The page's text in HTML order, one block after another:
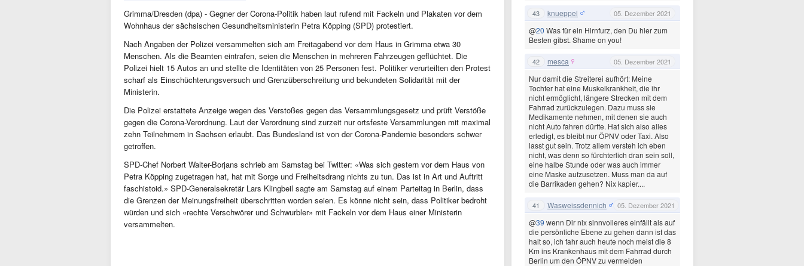
Grimma/Dresden (dpa) - Gegner der Corona-Politik haben laut rufend mit Fackeln und Plakaten vor dem
Wohnhaus der sächsischen Gesundheitsministerin Petra Köpping (SPD) protestiert.
Nach Angaben der Polizei versammelten sich am Freitagabend vor dem Haus in Grimma etwa 30
Menschen. Als die Beamten eintrafen, seien die Menschen in mehreren Fahrzeugen geflüchtet. Die
Polizei hielt 15 Autos an und stellte die Identitäten von 25 Personen fest. Politiker verurteilten den Protest
scharf als Einschüchterungsversuch und Grenzüberschreitung und bekundeten Solidarität mit der
Ministerin.
Die Polizei erstattete Anzeige wegen des Verstoßes gegen das Versammlungsgesetz und prüft Verstöße
gegen die Corona-Verordnung. Laut der Verordnung sind zurzeit nur ortsfeste Versammlungen mit maximal
zehn Teilnehmern in Sachsen erlaubt. Das Bundesland ist von der Corona-Pandemie besonders schwer
getroffen.
SPD-Chef Norbert Walter-Borjans schrieb am Samstag bei Twitter: «Was sich gestern vor dem Haus von
Petra Köpping zugetragen hat, hat mit Sorge und Freiheitsdrang nichts zu tun. Das ist in Art und Auftritt
faschistoid.» SPD-Generalsekretär Lars Klingbeil sagte am Samstag auf einem Parteitag in Berlin, dass
die Grenzen der Meinungsfreiheit überschritten worden seien. Es könne nicht sein, dass Politiker bedroht
würden und sich «rechte Verschwörer und Schwurbler» mit Fackeln vor dem Haus einer Ministerin
versammelten.
43 knueppel 05. Dezember 2021
@20 Was für ein Hirnfurz, den Du hier zum
Besten gibst. Shame on you!
42 mesca 05. Dezember 2021
Nur damit die Streiterei aufhört: Meine
Tochter hat eine Muskelkrankheit, die ihr
nicht ermöglicht, längere Strecken mit dem
Fahrrad zurückzulegen. Dazu muss sie
Medikamente nehmen, mit denen sie auch
nicht Auto fahren dürfte. Hat sich also alles
erledigt, es bleibt nur ÖPNV oder Taxi. Also
lasst gut sein. Trotz allem versteh ich eben
nicht, was denn so fürchterlich dran sein soll,
eine halbe Stunde oder was auch immer
eine Maske aufzusetzen. Muss man da auf
die Barrikaden gehen? Nix kapier....
41 Wasweissdennich 05. Dezember 2021
@39 wenn Dir nix sinnvolleres einfällt als auf
die persönliche Ebene zu gehen dann ist das
halt so, ich fahr auch heute noch meist die 8
Km ins Krankenhaus mit dem Fahrrad durch
Berlin um den ÖPNV zu vermeiden